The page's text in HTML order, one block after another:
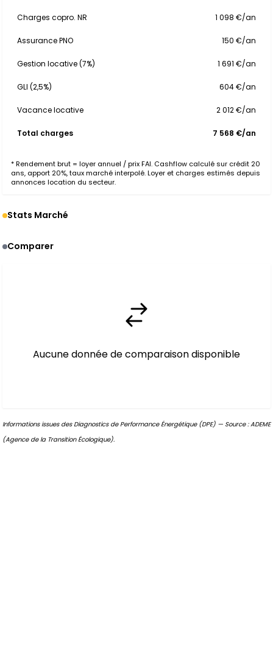
Charges copro. NR 1 098 €/an
Assurance PNO 150 €/an
Gestion locative (7%) 1 691 €/an
GLI (2,5%) 604 €/an
Vacance locative 2 012 €/an
Total charges 7 568 €/an
* Rendement brut = loyer annuel / prix FAI. Cashflow calculé sur crédit 20
ans, apport 20%, taux marché interpolé. Loyer et charges estimés depuis
annonces location du secteur.
Stats Marché
Comparer
Aucune donnée de comparaison disponible
Informations issues des Diagnostics de Performance Énergétique (DPE) — Source : ADEME
(Agence de la Transition Écologique).